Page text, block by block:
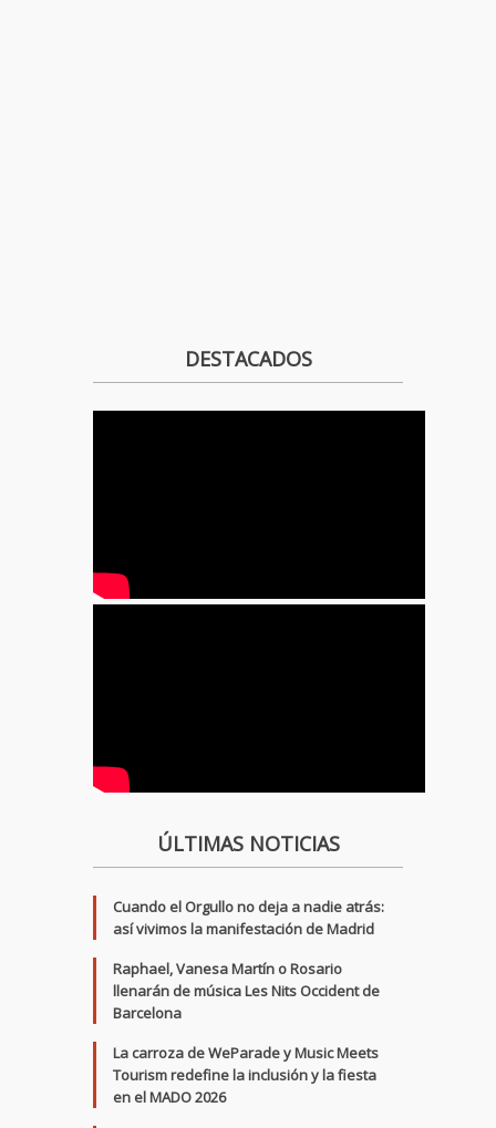
DESTACADOS
ÚLTIMAS NOTICIAS
Cuando el Orgullo no deja a nadie atrás:
así vivimos la manifestación de Madrid
Raphael, Vanesa Martín o Rosario
llenarán de música Les Nits Occident de
Barcelona
La carroza de WeParade y Music Meets
Tourism redefine la inclusión y la fiesta
en el MADO 2026